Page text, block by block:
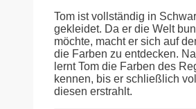
Tom ist vollständig in
gekleidet. Da er die Welt
möchte, macht er sich auf
die Farben zu entdecken.
lernt Tom die Farben des
kennen, bis er schließlich
diesen erstrahlt.